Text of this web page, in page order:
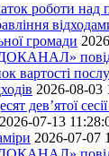
роботи над
громади
вартості
2026-08-03
дев’ятої
2026-07-13
2026-07-07